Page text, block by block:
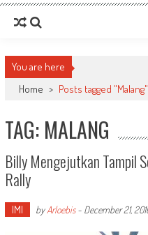
You are here
Home > Posts tagged "Malang"
TAG: MALANG
Billy Mengejutkan Tampil
Rally
IMI byArloebis- December 21,